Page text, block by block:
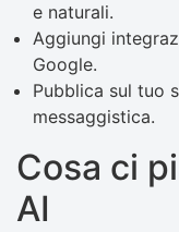
e naturali.
Aggiungi
Google.
Pubblica sul tuo
messaggistica.
Cosa ci
AI